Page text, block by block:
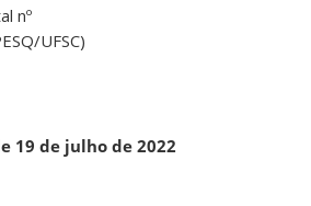
nº
UFSC)
19 de julho de 2022